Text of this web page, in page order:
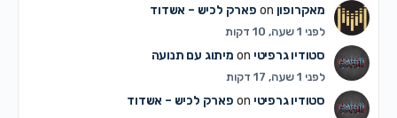
מאקרופוןon פארק לכיש – אשדוד
לפני 1 שעה, 10 דקות
סטודיו גרפיטיon מיתוג עם תנועה
לפני 1 שעה, 17 דקות
סטודיו גרפיטיon פארק לכיש – אשדוד